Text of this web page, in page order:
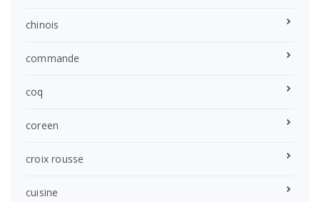
chinois
commande
coq
coreen
croix rousse
cuisine